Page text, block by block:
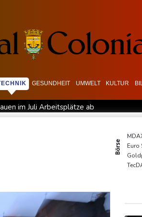
GESUNDHEIT UMWELT KULTUR
im Juli Arbeitsplätze ab
vermuten russische
mit Merz tagt zu
Frankreichs Außenminister Barrot
Börse
Euro